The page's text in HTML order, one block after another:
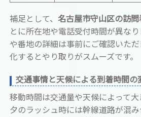
補足として、 名古屋市守山区の訪
とに所在地や電話受付時間が異な
や番地の詳細は事前にご確認いた
化するとやり取りがスムーズです。
交通事情と天候による到着時間の
移動時間は交通量や天候によって大
夕のラッシュ時には幹線道路が混み